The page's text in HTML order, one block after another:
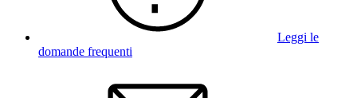
Leggi le
domande frequenti